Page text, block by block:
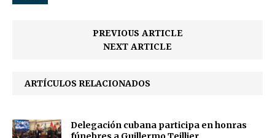
PREVIOUS ARTICLE
NEXT ARTICLE
ARTÍCULOS RELACIONADOS
Delegación cubana participa en honras